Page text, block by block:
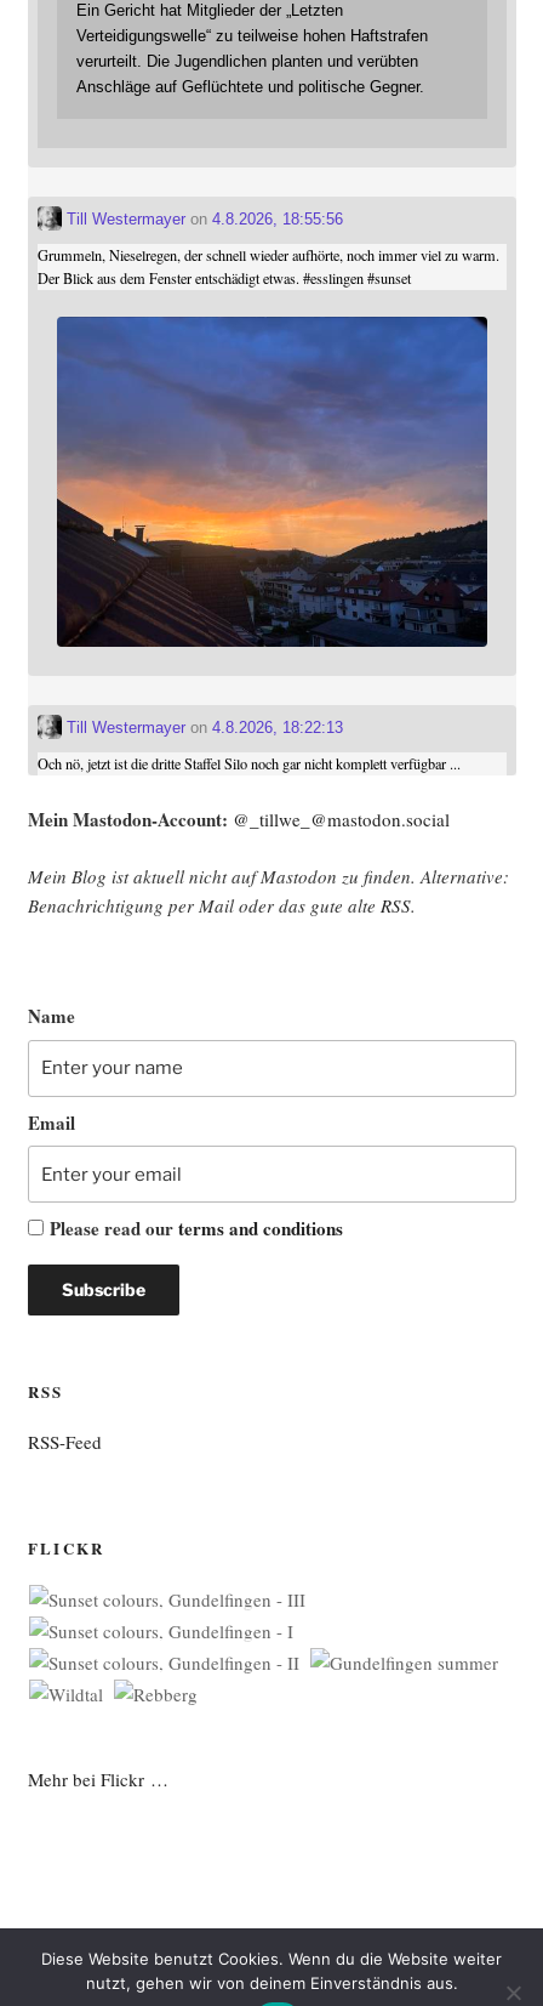
Ein Gericht hat Mitglieder der „Letzten
Verteidigungswelle“ zu teilweise hohen Haftstrafen
verurteilt. Die Jugendlichen planten und verübten
Anschläge auf Geflüchtete und politische Gegner.
Till Westermayeron 4.8.2026, 18:55:56
Grummeln, Nieselregen, der schnell wieder aufhörte, noch immer viel zu warm.
Der Blick aus dem Fenster entschädigt etwas. #esslingen #sunset
Till Westermayeron 4.8.2026, 18:22:13
Och nö, jetzt ist die dritte Staffel Silo noch gar nicht komplett verfügbar ...
Mein Mast­o­don-Account: @_tillwe_@mastodon.social
Mein Blog ist aktu­ell nicht auf Mast­o­don zu fin­den. Alter­na­ti­ve:
Benach­rich­ti­gung per Mail oder das gute alte RSS.
Name
Email
Please read ourterms and conditions
RSS
RSS-Feed
FLICKR
Mehr bei Flickr …
Datenschutzerklärung Mit Stolz präsentiert von WordPress
Diese Website benutzt Cookies. Wenn du die Website weiter
nutzt, gehen wir von deinem Einverständnis aus.